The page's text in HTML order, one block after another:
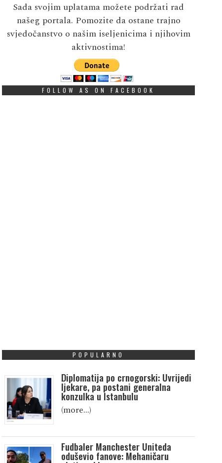
Sada svojim uplatama možete podržati rad
našeg portala. Pomozite da ostane trajno
svjedočanstvo o našim iseljenicima i njihovim
aktivnostima!
FOLLOW AS ON FACEBOOK
POPULARNO
Diplomatija po crnogorski: Uvrijedi
ljekare, pa postani generalna
konzulka u Istanbulu
(more…)
Fudbaler Manchester Uniteda
oduševio fanove: Mehaničaru